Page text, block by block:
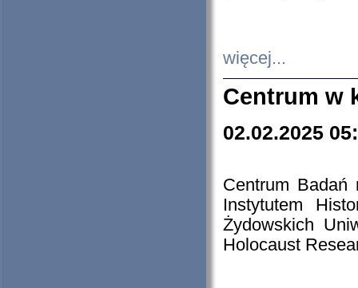
więcej...
Centrum w
02.02.2025
Centrum Badań
Instytutem
Żydowskich
Holocaust